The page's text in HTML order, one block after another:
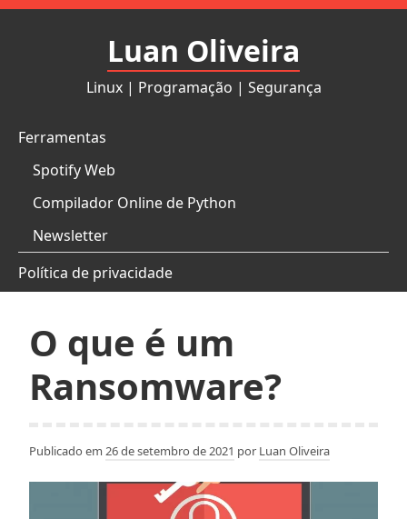
Pular
Luan Oliveira
Linux | Programação | Segurança
Ferramentas
Spotify Web
Compilador Online de Python
Newsletter
Política de privacidade
O que é um
Ransomware?
Publicado em 26 de setembro de 2021 por Luan Oliveira